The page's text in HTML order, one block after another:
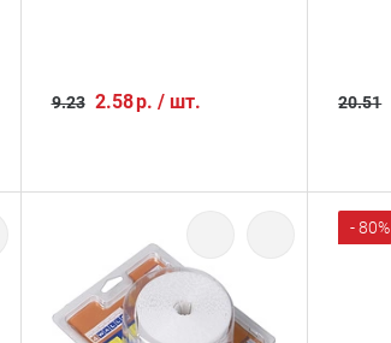
9.23 2.58р. / шт. 20.51
- 80%